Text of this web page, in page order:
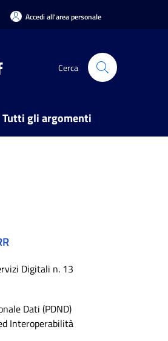
Accedi all'area personale
Cerca
Tutti gli argomenti
Digitali n. 13
Dati (PDND)
Interoperabilità